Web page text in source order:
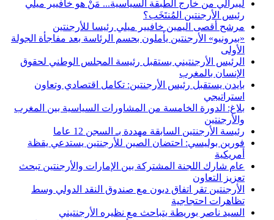
ليبرالي من خارج الطبقة السياسية... مَنْ هو خافيير ميلي
رئيس الأرجنتين المُنتَخَب؟
مرشح أقصى اليمين خافيير ميلي رئيسا للأرجنتين
«بيرونيو» الأرجنتين يأملون بحسم الرئاسة بعد مفاجأة الجولة
الأولى
الرئيس الأرجنتيني بستقبل رئيسة المجلس الوطني لحقوق
الإنسان بالمغرب
بايدن يستقبل رئيس الأرجنتين: تكامل اقتصادي وتعاون
استراتيجي
بلاغ: الدورة الخامسة من المشاورات السياسية بين المغرب
والأرجنتين
رئيسة الأرجنتين السابقة مهددة بـ السجن 12 عاما
فورين بوليسي: احتضان الصين للأرجنتين يستدعي يقظة
أمريكية
عام شارك اللجنة المشتركة بين الإمارات والأرجنتين تبحث
تعزيز التعاون
الأرجنتين تقر اتفاق ديون مع صندوق النقد الدولي وسط
تظاهرات احتجاجية
السيد ناصر بوريطة يتباحث مع نظيره الأرجنتيني